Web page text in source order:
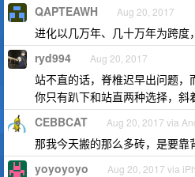
QAPTEAWH Aug 20, 2017
进化以几万年、几十万年为跨度
ryd994 Aug 20, 2017
站不直的话，脊椎迟早出问题，
你只有趴下和站直两种选择，斜
CEBBCAT Aug 20, 2017 via
那我今天搬的那么多砖，是要靠
yoyoyoyo Aug 20, 2017 via